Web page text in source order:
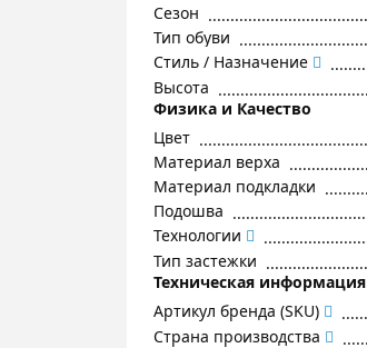
Сезон
Тип обуви
Стиль / Назначение
Высота
Физика и Качество
Цвет
Материал верха
Материал подкладки
Подошва
Технологии
Тип застежки
Техническая информация
Артикул бренда (SKU)
Страна производства